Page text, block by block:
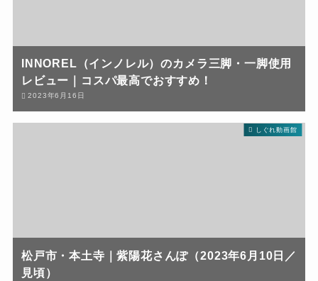
INNOREL（インノレル）のカメラ三脚・一脚使用
レビュー｜コスパ最高でおすすめ！
2023年6月16日
しぐれ動画館
松戸市・本土寺｜紫陽花さんぽ（2023年6月10日／
見頃）